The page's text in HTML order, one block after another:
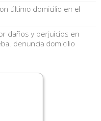
último domicilio en el
daños y perjuicios en
denuncia domicilio